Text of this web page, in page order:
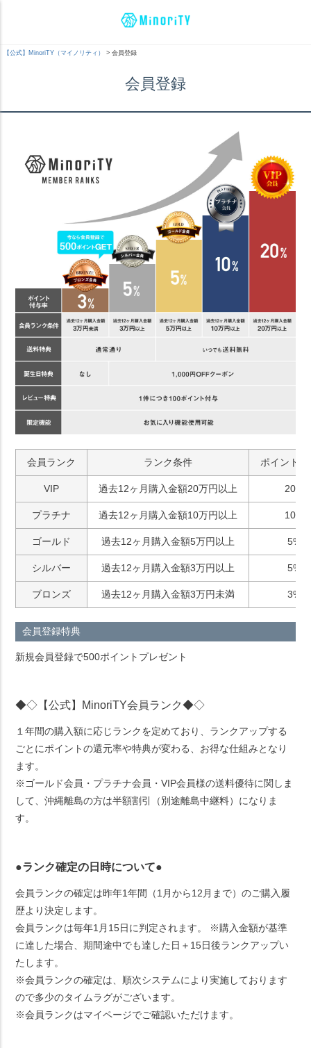
【公式】MinoriTY（マイノリティ） 会員登録
会員登録
会員ランク ランク条件 ポイント
VIP 過去12ヶ月購入金額20万円以上 20%
プラチナ 過去12ヶ月購入金額10万円以上 10%
ゴールド 過去12ヶ月購入金額5万円以上 5%
シルバー 過去12ヶ月購入金額3万円以上 5%
ブロンズ 過去12ヶ月購入金額3万円未満 3%
会員登録特典
新規会員登録で500ポイントプレゼント
◆◇【公式】MinoriTY会員ランク◆◇
１年間の購入額に応じランクを定めており、ランクアップする
ごとにポイントの還元率や特典が変わる、お得な仕組みとなり
ます。
※ゴールド会員・プラチナ会員・VIP会員様の送料優待に関しま
して、沖縄離島の方は半額割引（別途離島中継料）になりま
す。
●ランク確定の日時について●
会員ランクの確定は昨年1年間（1月から12月まで）のご購入履
歴より決定します。
会員ランクは毎年1月15日に判定されます。 ※購入金額が基準
に達した場合、期間途中でも達した日＋15日後ランクアップい
たします。
※会員ランクの確定は、順次システムにより実施しております
ので多少のタイムラグがございます。
※会員ランクはマイページでご確認いただけます。